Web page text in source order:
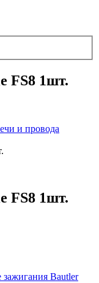
FS8 1шт.
и провода
FS8 1шт.
Bautler